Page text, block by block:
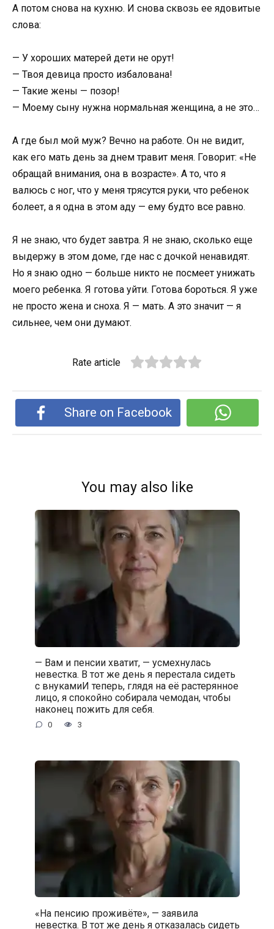
А потом снова на кухню. И снова сквозь ее ядовитые
слова:
— У хороших матерей дети не орут!
— Твоя девица просто избалована!
— Такие жены — позор!
— Моему сыну нужна нормальная женщина, а не это…
А где был мой муж? Вечно на работе. Он не видит,
как его мать день за днем травит меня. Говорит: «Не
обращай внимания, она в возрасте». А то, что я
валюсь с ног, что у меня трясутся руки, что ребенок
болеет, а я одна в этом аду — ему будто все равно.
Я не знаю, что будет завтра. Я не знаю, сколько еще
выдержу в этом доме, где нас с дочкой ненавидят.
Но я знаю одно — больше никто не посмеет унижать
моего ребенка. Я готова уйти. Готова бороться. Я уже
не просто жена и сноха. Я — мать. А это значит — я
сильнее, чем они думают.
Rate article
Share on Facebook
You may also like
— Вам и пенсии хватит, — усмехнулась
невестка. В тот же день я перестала сидеть
с внукамиИ теперь, глядя на её растерянное
лицо, я спокойно собирала чемодан, чтобы
наконец пожить для себя.
0 3
«На пенсию проживёте», — заявила
невестка. В тот же день я отказалась сидеть